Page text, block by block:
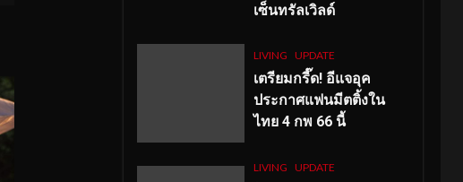
เซ็นทรัลเวิลด์
LIVING UPDATE
เตรียมกรี๊ด! อีแจอุค
ประกาศแฟนมีตติ้งใน
ไทย 4 กพ 66 นี้
LIVING UPDATE